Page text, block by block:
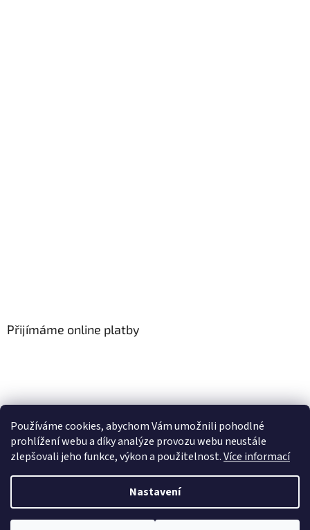
Používáme cookies, abychom Vám umožnili pohodlné
prohlížení webu a díky analýze provozu webu neustále
zlepšovali jeho funkce, výkon a použitelnost.Více informací
Nastavení
Přijímáme online platby
Vytvořil Shoptet